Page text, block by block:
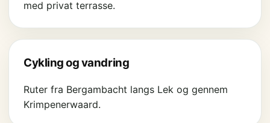
med privat terrasse.
Cykling og vandring
Ruter fra Bergambacht langs Lek og gennem
Krimpenerwaard.